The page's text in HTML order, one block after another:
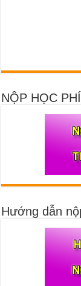
NỘP HỌC
Hướng dẫn